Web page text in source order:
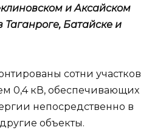
и Аксайском
Таганроге, Батайске и
сотни участков
0,4 кВ, обеспечивающих
непосредственно в
объекты.